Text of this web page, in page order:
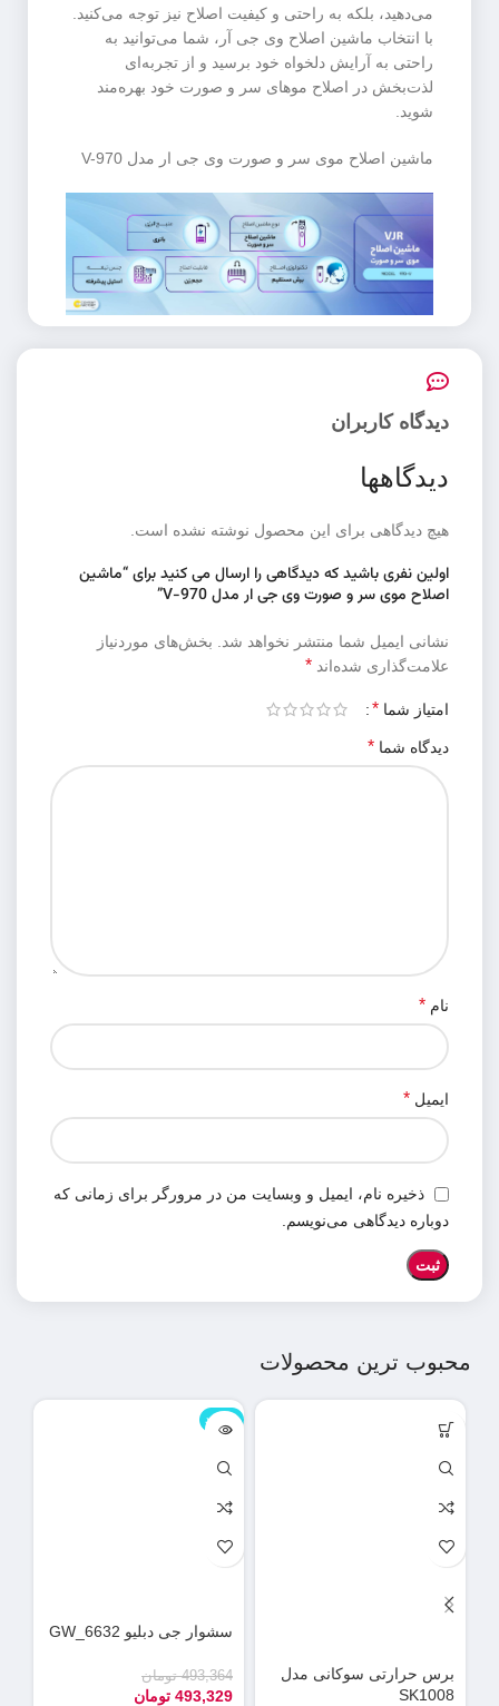
می‌دهید، بلکه به راحتی و کیفیت اصلاح نیز توجه می‌کنید.
با انتخاب ماشین اصلاح وی جی آر، شما می‌توانید به
راحتی به آرایش دلخواه خود برسید و از تجربه‌ای
لذت‌بخش در اصلاح موهای سر و صورت خود بهره‌مند
شوید.
ماشین اصلاح موی سر و صورت وی جی ار مدل V-970
دیدگاه کاربران
دیدگاهها
هیچ دیدگاهی برای این محصول نوشته نشده است.
اولین نفری باشید که دیدگاهی را ارسال می کنید برای “ماشین
اصلاح موی سر و صورت وی جی ار مدل V-970”
نشانی ایمیل شما منتشر نخواهد شد. بخش‌های موردنیاز
علامت‌گذاری شده‌اند *
امتیاز شما *
دیدگاه شما *
نام *
ایمیل *
ذخیره نام، ایمیل و وبسایت من در مرورگر برای زمانی که
دوباره دیدگاهی می‌نویسم.
محبوب ترین محصولات
برس حرارتی سوکانی مدل
SK1008
ناموجود
سشوار جی دبلیو GW_6632
493,364 تومان
493,329 تومان